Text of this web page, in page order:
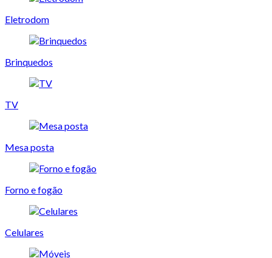
Eletrodom
Brinquedos
TV
Mesa posta
Forno e fogão
Celulares